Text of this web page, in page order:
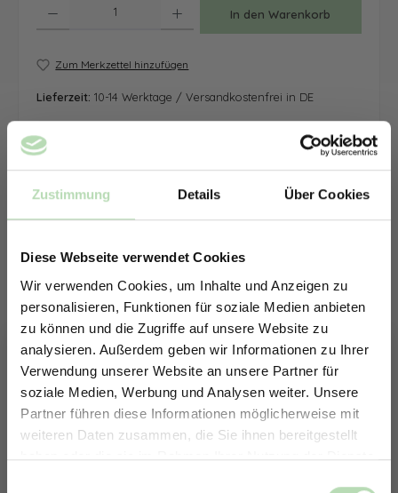
Zustimmung Details Über Cookies
Diese Webseite verwendet Cookies
Wir verwenden Cookies, um Inhalte und Anzeigen zu
personalisieren, Funktionen für soziale Medien anbieten
zu können und die Zugriffe auf unsere Website zu
analysieren. Außerdem geben wir Informationen zu Ihrer
Verwendung unserer Website an unsere Partner für
soziale Medien, Werbung und Analysen weiter. Unsere
Partner führen diese Informationen möglicherweise mit
weiteren Daten zusammen, die Sie ihnen bereitgestellt
haben oder die sie im Rahmen Ihrer Nutzung der Dienste
In den Warenkorb
Zum Merkzettel hinzufügen
Lieferzeit: 10-14 Werktage / Versandkostenfrei in DE
ERHALTE 5% RABATT AUF
DEINE RÜCKWÄNDE